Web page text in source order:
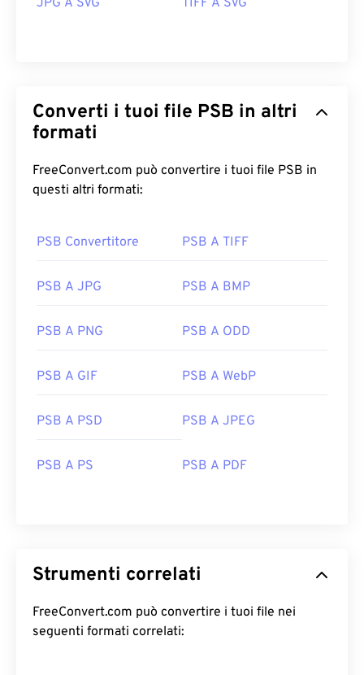
JPG A SVG TIFF A SVG
Converti i tuoi file PSB in altri
formati
FreeConvert.com può convertire i tuoi file PSB in
questi altri formati:
PSB Convertitore PSB A TIFF
PSB A JPG PSB A BMP
PSB A PNG PSB A ODD
PSB A GIF PSB A WebP
PSB A PSD PSB A JPEG
PSB A PS PSB A PDF
Strumenti correlati
FreeConvert.com può convertire i tuoi file nei
seguenti formati correlati: